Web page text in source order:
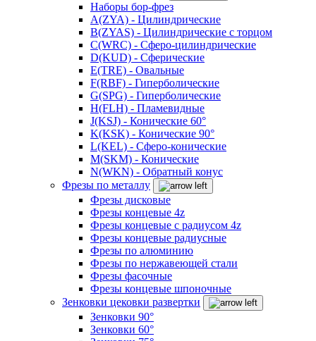
Наборы бор-фрез
A(ZYA) - Цилиндрические
B(ZYAS) - Цилиндрические с торцом
C(WRC) - Сферо-цилиндрические
D(KUD) - Сферические
E(TRE) - Овальные
F(RBF) - Гиперболические
G(SPG) - Гиперболические
H(FLH) - Пламевидные
J(KSJ) - Конические 60°
K(KSK) - Конические 90°
L(KEL) - Сферо-конические
M(SKM) - Конические
N(WKN) - Обратный конус
Фрезы по металлу
Фрезы дисковые
Фрезы концевые 4z
Фрезы концевые с радиусом 4z
Фрезы концевые радиусные
Фрезы по алюминию
Фрезы по нержавеющей стали
Фрезы фасочные
Фрезы концевые шпоночные
Зенковки цековки развертки
Зенковки 90°
Зенковки 60°